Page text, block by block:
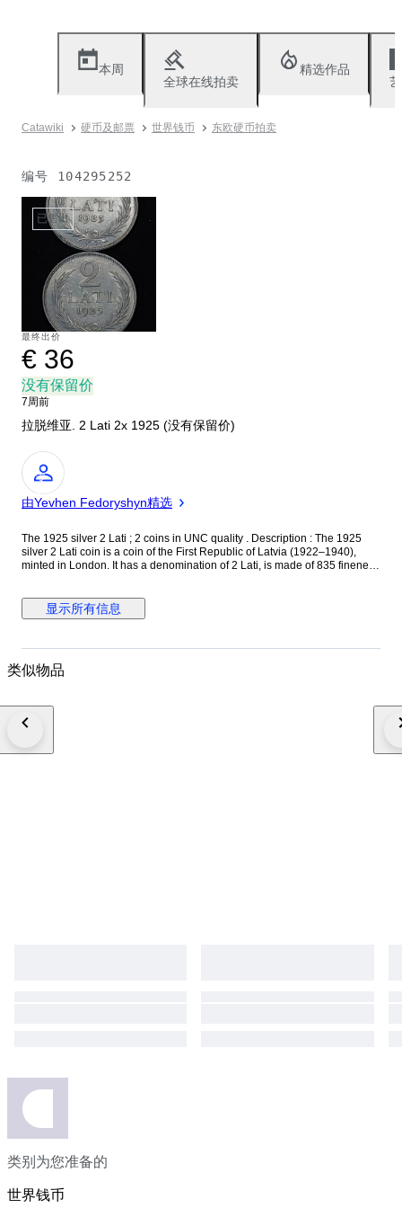
本周
全球在线拍卖
精选作品
Catawiki 硬币及邮票 世界钱币 东欧硬币拍卖
编号 104295252
已售出
最终出价
€ 36
没有保留价
7周前
拉脱维亚. 2 Lati 2x 1925 (没有保留价)
专
家
由Yevhen Fedoryshyn精选
The 1925 silver 2 Lati ; 2 coins in UNC quality . Description : The 1925
silver 2 Lati coin is a coin of the First Republic of Latvia (1922–1940),
minted in London. It has a denomination of 2 Lati, is made of 835 fineness
and a griffin, topped with three stars, surrounded by oak leaves) is
depicted in the center. The inscription "LATVIJAS" appears at the top, and
appears in the center, with the word "LATI" beneath it. The composition is
the bottom. Edge: Ribbed (corrugated), with variations in the number of
显示所有信息
类似物品
类别为您准备的
世界钱币